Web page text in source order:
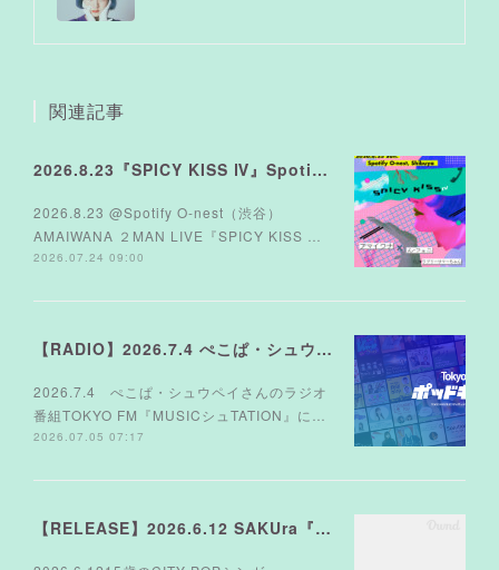
関連記事
2026.8.23『SPICY KISS Ⅳ』Spotify O-nest
2026.8.23 @Spotify O-nest（渋谷）
AMAIWANA ２MAN LIVE『SPICY KISS …
2026.07.24 09:00
【RADIO】2026.7.4 ぺこぱ・シュウペイさんのラジオ TOKYO FM『MUSICシュTATION』
2026.7.4 ぺこぱ・シュウペイさんのラジオ
番組TOKYO FM『MUSICシュTATION』に…
2026.07.05 07:17
【RELEASE】2026.6.12 SAKUra『STARDUST NIGHT feat.アマイワナ』配信リリース❤︎